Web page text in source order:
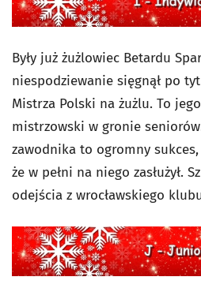
Były już żużlowiec Betardu
niespodziewanie sięgnął po
Mistrza Polski na żużlu. To
mistrzowski w gronie
zawodnika to ogromny
że w pełni na niego zasłużył.
odejścia z wrocławskiego